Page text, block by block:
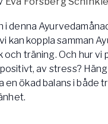
förskrivare och
&
i denna
kan koppla samman
och träning. Och hur vi
av stress?
en ökad balans i både